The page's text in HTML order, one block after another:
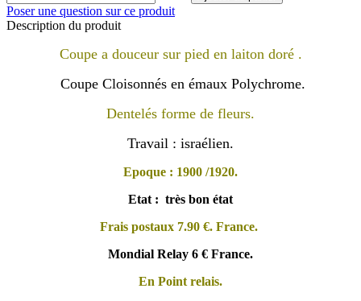
Poser une question sur ce produit
Description du produit
Coupe a douceur sur pied en laiton doré .
Coupe Cloisonnés en émaux Polychrome.
Dentelés forme de fleurs.
Travail : israélien.
Epoque : 1900 /1920.
Etat : très bon état
Frais postaux 7.90 €. France.
Mondial Relay 6 € France.
En Point relais.